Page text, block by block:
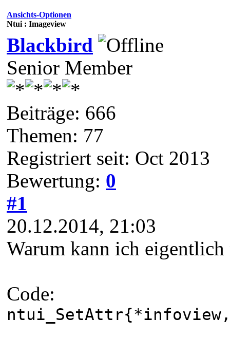
Ansichts-Optionen
Ntui : Imageview
Blackbird
Senior Member
Beiträge: 666
Themen: 77
Registriert seit: Oct 2013
Bewertung: 0
#1
20.12.2014, 21:03
Warum kann ich
Code: